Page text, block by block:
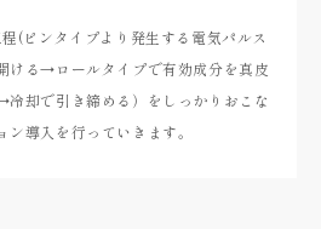
(ピンタイプより発生する電気パルス
ける→ロールタイプで有効成分を真皮
却で引き締める）をしっかりおこな
導入を行っていきます。